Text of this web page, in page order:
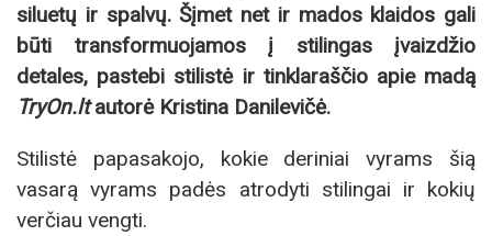
siluetų ir spalvų. Šįmet net ir mados klaidos gali
būti transformuojamos į stilingas įvaizdžio
detales, pastebi stilistė ir tinklaraščio apie madą
TryOn.ltautorė Kristina Danilevičė.
Stilistė papasakojo, kokie deriniai vyrams šią
vasarą vyrams padės atrodyti stilingai ir kokių
verčiau vengti.